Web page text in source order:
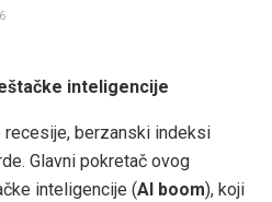
inteligencije
recesije, berzanski indeksi
Glavni pokretač ovog
inteligencije (AI boom), koji